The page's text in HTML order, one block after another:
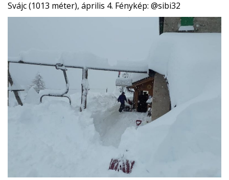
Svájc (1013 méter), április 4. Fénykép: @sibi32